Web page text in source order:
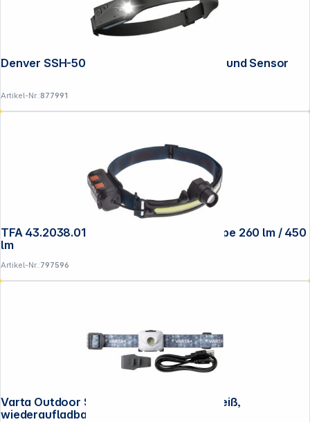
Denver SSH-50 LED-Stirnlampe mit Akku und Sensor
Artikel-Nr.:877991
TFA 43.2038.01 LUMATIC HEAD Stirnlampe 260 lm / 450
lm
Artikel-Nr.:797596
Varta Outdoor Sports Ultralight H30R weiß,
wiederaufladbar
Copyright © 2001 - 2026 DGH - Alle Rechte vorbehalten.